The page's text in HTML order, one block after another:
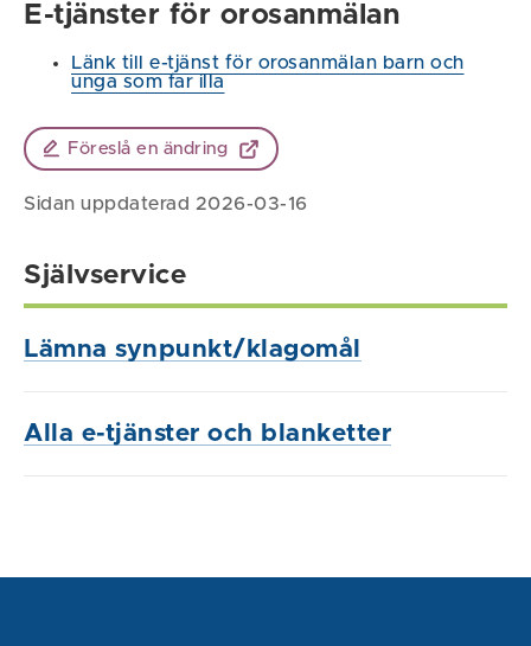
E-tjänster för orosanmälan
Länk till e-tjänst för orosanmälan barn och
unga som far illa
Föreslå en ändring
Sidan uppdaterad 2026-03-16
Självservice
Lämna synpunkt/klagomål
Alla e-tjänster och blanketter